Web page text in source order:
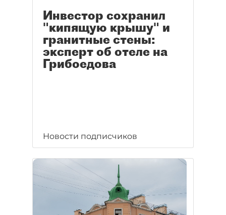
Инвестор сохранил
"кипящую крышу" и
гранитные стены:
эксперт об отеле на
Грибоедова
Новости подписчиков